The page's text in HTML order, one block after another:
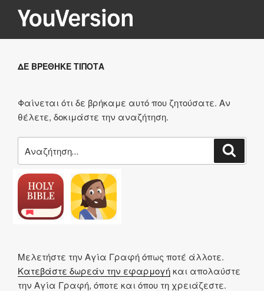
YOUVERSION
Seeking God every day.
ΔΕ ΒΡΈΘΗΚΕ ΤΊΠΟΤΑ
Φαίνεται ότι δε βρήκαμε αυτό που ζητούσατε. Αν
θέλετε, δοκιμάστε την αναζήτηση.
για:
Μελετήστε την Αγία Γραφή όπως ποτέ άλλοτε.
Κατεβάστε δωρεάν την εφαρμογήκαι απολαύστε
την Αγία Γραφή, όποτε και όπου τη χρειάζεστε.